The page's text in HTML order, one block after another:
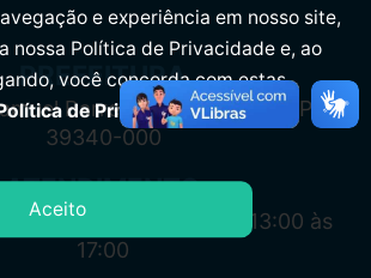
PREFEITURA
Barreto, s/n, Centro CEP:
39340-000
ATENDIMENTO
7:00 às 11:00 e das 13:00 às
17:00
e experiência em nosso site,
nossa Política de Privacidade e, ao
você concorda com estas
de Privacidade.
Aceito